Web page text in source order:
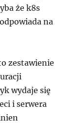
że k8s
na
zestawienie
wydaje się
i serwera